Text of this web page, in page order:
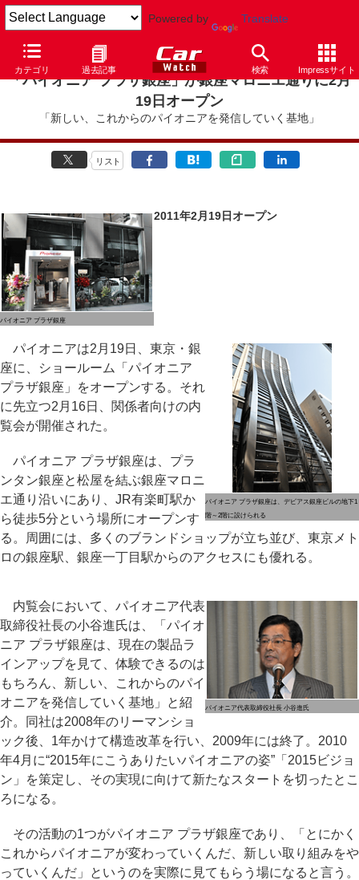
Powered by Translate
カテゴリ 過去記事 検索 Impressサイト
「パイオニア プラザ銀座」が銀座マロニエ通りに2月
19日オープン
「新しい、これからのパイオニアを発信していく基地」
リスト
パイオニア プラザ銀座
2011年2月19日オープン
パイオニア プラザ銀座は、デビアス銀座ビルの地下1
階～2階に設けられる
パイオニアは2月19日、東京・銀
座に、ショールーム「パイオニア
プラザ銀座」をオープンする。それ
に先立つ2月16日、関係者向けの内
覧会が開催された。
パイオニア プラザ銀座は、プラ
ンタン銀座と松屋を結ぶ銀座マロニ
エ通り沿いにあり、JR有楽町駅か
ら徒歩5分という場所にオープンす
る。周囲には、多くのブランドショップが立ち並び、東京メト
ロの銀座駅、銀座一丁目駅からのアクセスにも優れる。
パイオニア代表取締役社長 小谷進氏
内覧会において、パイオニア代表
取締役社長の小谷進氏は、「パイオ
ニア プラザ銀座は、現在の製品ラ
インアップを見て、体験できるのは
もちろん、新しい、これからのパイ
オニアを発信していく基地」と紹
介。同社は2008年のリーマンショ
ック後、1年かけて構造改革を行い、2009年には終了。2010
年4月に“2015年にこうありたいパイオニアの姿”「2015ビジョ
ン」を策定し、その実現に向けて新たなスタートを切ったとこ
ろになる。
その活動の1つがパイオニア プラザ銀座であり、「とにかく
これからパイオニアが変わっていくんだ、新しい取り組みをや
っていくんだ」というのを実際に見てもらう場になると言う。